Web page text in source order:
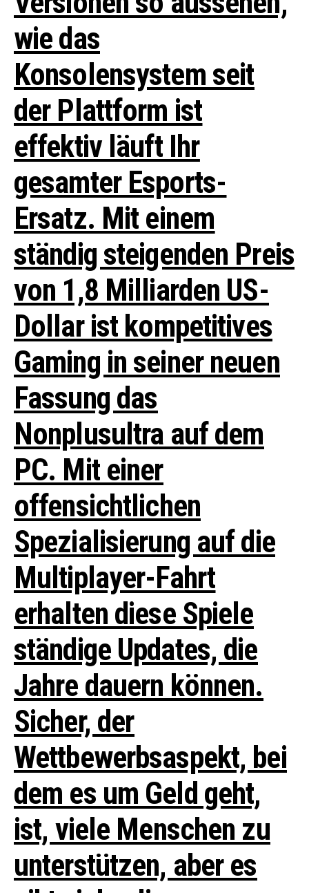
wie das
Konsolensystem seit
der Plattform ist
effektiv läuft Ihr
gesamter Esports-
Ersatz. Mit einem
ständig steigenden Preis
von 1,8 Milliarden US-
Dollar ist kompetitives
Gaming in seiner neuen
Fassung das
Nonplusultra auf dem
PC. Mit einer
offensichtlichen
Spezialisierung auf die
Multiplayer-Fahrt
erhalten diese Spiele
ständige Updates, die
Jahre dauern können.
Sicher, der
Wettbewerbsaspekt, bei
dem es um Geld geht,
ist, viele Menschen zu
unterstützen, aber es